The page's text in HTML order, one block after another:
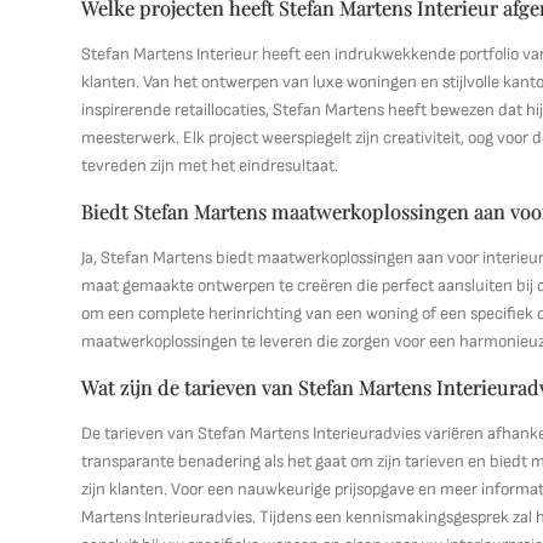
Welke projecten heeft Stefan Martens Interieur
Stefan Martens Interieur heeft een indrukwekkende portfolio
klanten. Van het ontwerpen van luxe woningen en stijlvolle
inspirerende retaillocaties, Stefan Martens heeft bewezen dat
meesterwerk. Elk project weerspiegelt zijn creativiteit, oog voor
tevreden zijn met het eindresultaat.
Biedt Stefan Martens maatwerkoplossingen aan
Ja, Stefan Martens biedt maatwerkoplossingen aan voor
maat gemaakte ontwerpen te creëren die perfect aansluiten
om een complete herinrichting van een woning of een
maatwerkoplossingen te leveren die zorgen voor een
Wat zijn de tarieven van Stefan Martens
De tarieven van Stefan Martens Interieuradvies variëren
transparante benadering als het gaat om zijn tarieven en biedt
zijn klanten. Voor een nauwkeurige prijsopgave en meer
Martens Interieuradvies. Tijdens een kennismakingsgesprek